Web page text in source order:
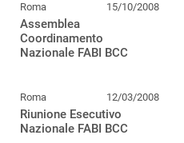
Roma 15/10/2008
Assemblea
Coordinamento
Nazionale FABI BCC
Roma 12/03/2008
Riunione Esecutivo
Nazionale FABI BCC